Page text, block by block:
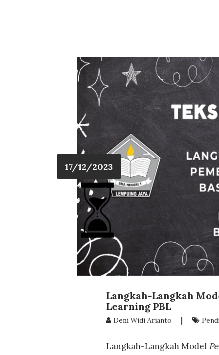
17/12/2023
Langkah-Langkah
Learning PBL
Deni Widi Arianto |
Langkah-Langkah Model